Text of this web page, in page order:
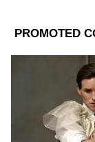
২। কী
৩। কীকী